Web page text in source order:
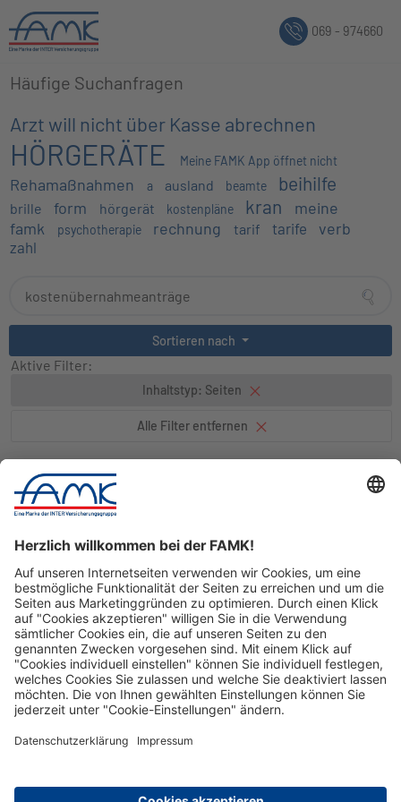
069 - 974660
Häufige Suchanfragen
Arzt will nicht über Kasse abrechnen
HÖRGERÄTE Meine FAMK App öffnet nicht
Rehamaßnahmen a ausland beamte beihilfe
brille form hörgerät kostenpläne kran
meine
famk
psychotherapie rechnung tarif tarife verb
zahl
Sortieren nach
Aktive Filter:
Inhaltstyp: Seiten
Alle Filter entfernen
Nach Oben
© FAMK
Impressum